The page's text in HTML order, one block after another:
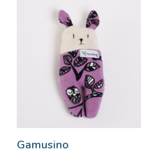
Gamusino